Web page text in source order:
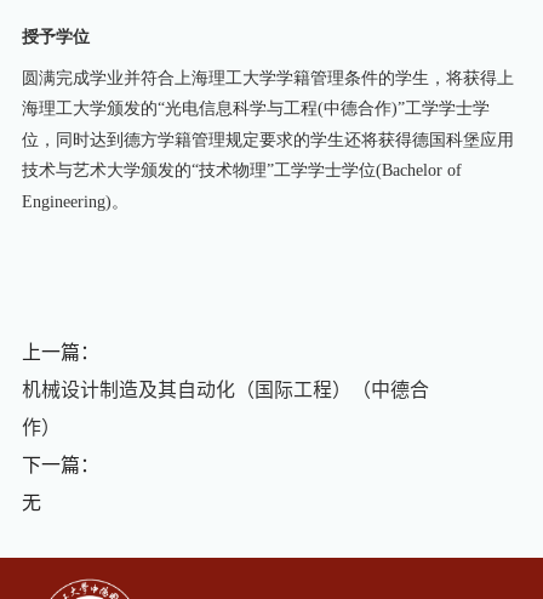
授予学位
圆满完成学业并符合上海理工大学学籍管理条件的学生，将获得上
海理工大学颁发的“光电信息科学与工程(中德合作)”工学学士学
位，同时达到德方学籍管理规定要求的学生还将获得德国科堡应用
技术与艺术大学颁发的“技术物理”工学学士学位(Bachelor of
Engineering)。
上一篇：
机械设计制造及其自动化（国际工程）（中德合
作）
下一篇：
无